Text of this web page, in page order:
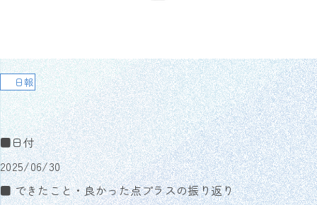
日報
■日付
2025/06/30
■ できたこと・良かった点プラスの振り返り